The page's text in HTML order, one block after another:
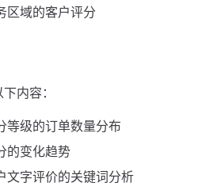
区域的客户评分
内容：
等级的订单数量分布
的变化趋势
文字评价的关键词分析